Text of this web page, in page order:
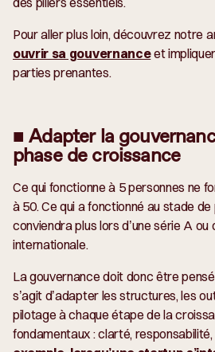
Pour aller plus loin, découvrez notre
ouvrir sa gouvernanceet
parties prenantes.
■ Adapter la
phase de croissance
Ce qui fonctionne à 5 personnes ne
à 50. Ce qui a fonctionné au stade
conviendra plus lors d’une série A ou
internationale.
La gouvernance doit donc être
s’agit d’adapter les structures, les
pilotage à chaque étape de la
fondamentaux : clarté,